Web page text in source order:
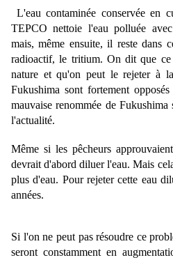
L'eau contaminée conservée en
TEPCO nettoie l'eau polluée
mais, même ensuite, il reste dans
radioactif, le tritium. On dit que ce
nature et qu'on peut le rejeter à
Fukushima sont fortement
mauvaise renommée de Fukushima
l'actualité.
Même si les pêcheurs
devrait d'abord diluer l'eau. Mais
plus d'eau. Pour rejeter cette eau
années.
Si l'on ne peut pas résoudre ce
seront constamment en